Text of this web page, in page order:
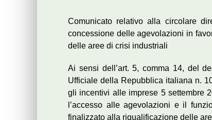
Comunicato relativo alla circolare
concessione delle agevolazioni in
delle aree di crisi industriali
Ai sensi dell’art. 5, comma 14, del
Ufficiale della Repubblica italiana n.
gli incentivi alle imprese 5 settembre
l’accesso alle agevolazioni e il
finalizzato alla riqualificazione delle